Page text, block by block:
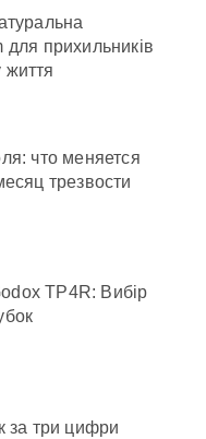
прихильників
життя
что меняется
трезвости
TP4R: Вибір
за три цифри